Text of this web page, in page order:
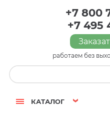
+7 800
+7 495
работаем без
КАТАЛОГ